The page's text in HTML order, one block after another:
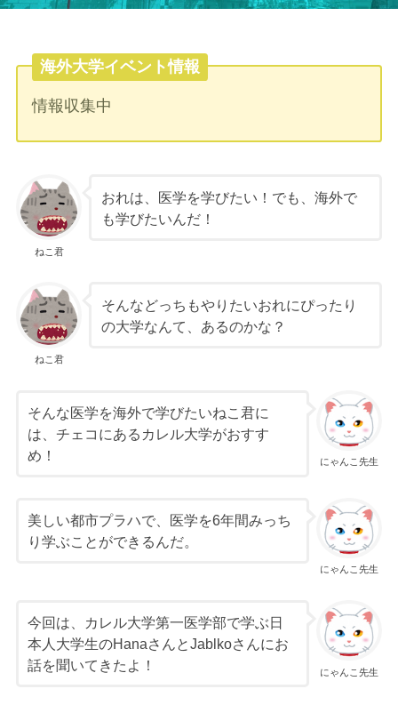
海外大学イベント情報
情報収集中
ねこ君
おれは、医学を学びたい！でも、海外で
も学びたいんだ！
ねこ君
そんなどっちもやりたいおれにぴったり
の大学なんて、あるのかな？
にゃんこ先生
そんな医学を海外で学びたいねこ君に
は、チェコにあるカレル大学がおすす
め！
にゃんこ先生
美しい都市プラハで、医学を6年間みっち
り学ぶことができるんだ。
にゃんこ先生
今回は、カレル大学第一医学部で学ぶ日
本人大学生のHanaさんとJablkoさんにお
話を聞いてきたよ！